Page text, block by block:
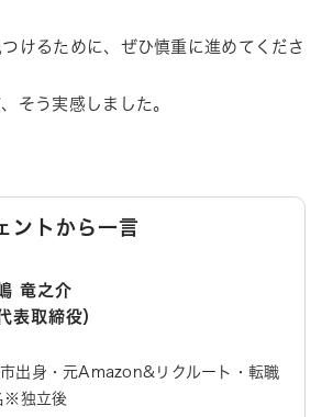
けるために、ぜひ慎重に進めてくださ
そう実感しました。
ントから一言
竜之介
表取締役）
出身・元Amazon&リクルート・転職
※独立後